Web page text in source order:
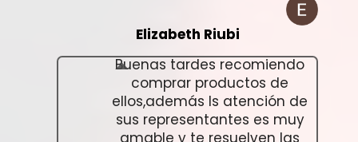
Elizabeth Riubi
Buenas tardes recomiendo
comprar productos de
ellos,además ls atención de
sus representantes es muy
amable y te resuelven las